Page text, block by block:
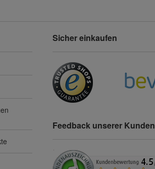
Sicher einkaufen
Feedback unserer Kunden